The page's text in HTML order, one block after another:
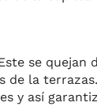
se
de la
y así